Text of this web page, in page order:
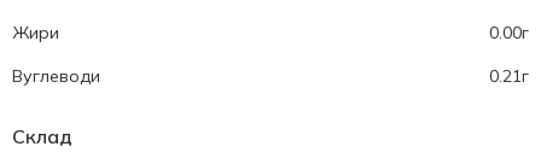
Жири
0.00г
Вуглеводи
0.21г
Склад